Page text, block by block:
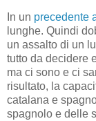
In un precedente
lunghe. Quindi
un assalto di un
tutto da decidere
ma ci sono e ci
risultato, la
catalana e
spagnolo e delle